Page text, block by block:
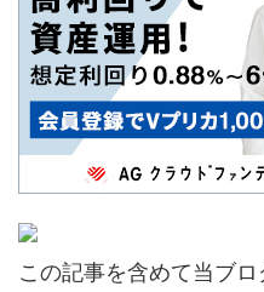
この記事を含めて当ブ